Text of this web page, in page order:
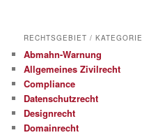
RECHTSGEBIET / KATEGORIE
Abmahn-Warnung
Allgemeines Zivilrecht
Compliance
Datenschutzrecht
Designrecht
Domainrecht